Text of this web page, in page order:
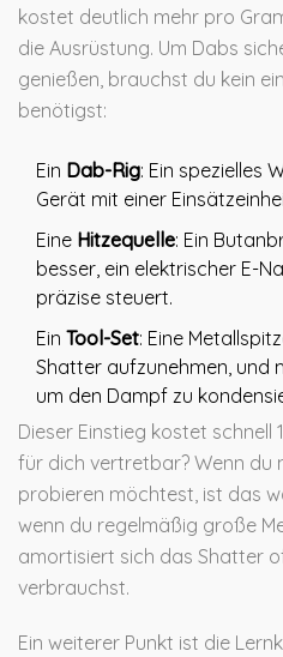
kostet deutlich mehr pro
die Ausrüstung. Um Dabs
genießen, brauchst du kein
benötigst:
Ein Dab-Rig: Ein spezielles
Gerät mit einer
Eine Hitzequelle: Ein
besser, ein elektrischer E-
präzise steuert.
Ein Tool-Set: Eine
Shatter aufzunehmen, und
um den Dampf zu
Dieser Einstieg kostet schnell
für dich vertretbar? Wenn du
probieren möchtest, ist das
wenn du regelmäßig große
amortisiert sich das Shatter
verbrauchst.
Ein weiterer Punkt ist die